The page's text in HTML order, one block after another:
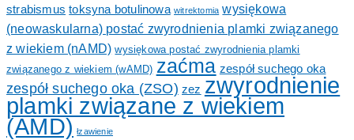
strabismus toksyna botulinowa witrektomia wysiękowa
(neowaskularna) postać zwyrodnienia plamki związanego
z wiekiem (nAMD) wysiękowa postać zwyrodnienia plamki
związanego z wiekiem (wAMD) zaćma zespół suchego oka
zespół suchego oka (ZSO) zez zwyrodnienie
plamki związane z wiekiem
(AMD) łzawienie